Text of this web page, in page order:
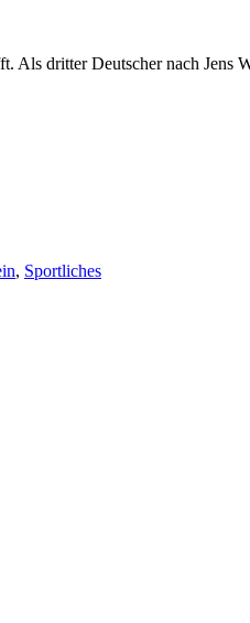
Als dritter Deutscher nach Jens
, Sportliches